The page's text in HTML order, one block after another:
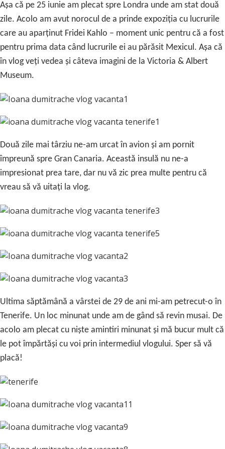
Așa că pe 25 iunie am plecat spre Londra unde am stat două
zile. Acolo am avut norocul de a prinde expoziția cu lucrurile
care au aparținut Fridei Kahlo – moment unic pentru că a fost
pentru prima data când lucrurile ei au părăsit Mexicul. Așa că
în vlog veți vedea și câteva imagini de la Victoria & Albert
Museum.
Două zile mai târziu ne-am urcat în avion și am pornit
împreună spre Gran Canaria. Această insulă nu ne-a
impresionat prea tare, dar nu vă zic prea multe pentru că
vreau să vă uitați la vlog.
Ultima săptămână a vârstei de 29 de ani mi-am petrecut-o în
Tenerife. Un loc minunat unde am de gând să revin musai. De
acolo am plecat cu niște amintiri minunat și mă bucur mult că
le pot împărtăși cu voi prin intermediul vlogului. Sper să vă
placă!